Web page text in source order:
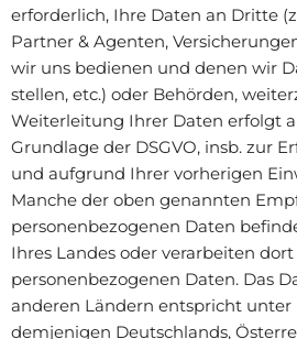
erforderlich, Ihre Daten an Dritte
Partner & Agenten,
wir uns bedienen und denen wir
stellen, etc.) oder Behörden,
Weiterleitung Ihrer Daten erfolgt
Grundlage der DSGVO, insb. zur
und aufgrund Ihrer vorherigen
Manche der oben genannten
personenbezogenen Daten
Ihres Landes oder verarbeiten
personenbezogenen Daten. Das
anderen Ländern entspricht
demjenigen Deutschlands,